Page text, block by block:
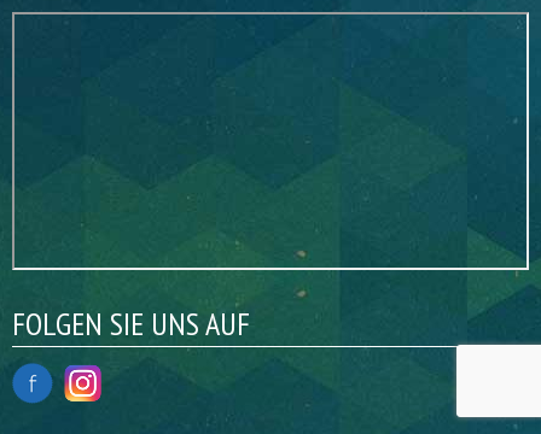
FOLGEN SIE UNS AUF